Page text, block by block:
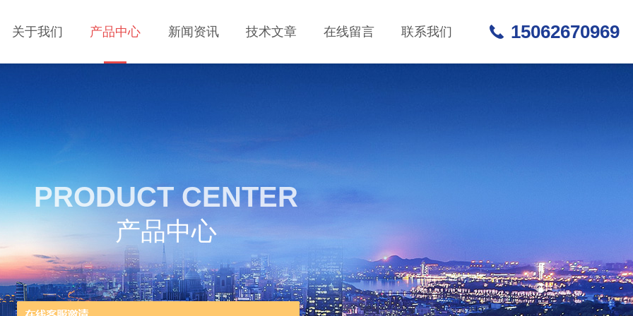
关于我们 产品中心 新闻资讯 技术文章 在线留言 联系我们 15062670969
PRODUCT CENTER
产品中心